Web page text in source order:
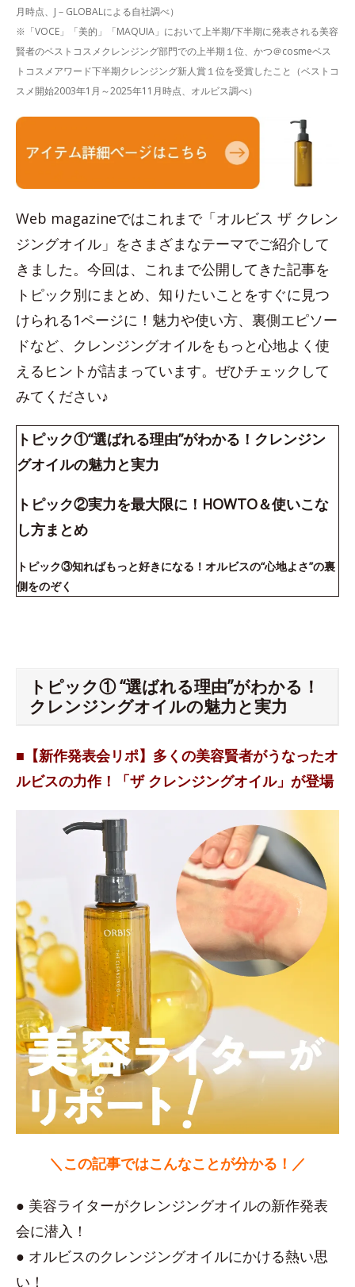
月時点、J－GLOBALによる自社調べ）
※「VOCE」「美的」「MAQUIA」において上半期/下半期に発表される美容
賢者のベストコスメクレンジング部門での上半期１位、かつ＠cosmeベス
トコスメアワード下半期クレンジング新人賞１位を受賞したこと（ベストコ
スメ開始2003年1月～2025年11月時点、オルビス調べ）
Web magazineではこれまで「オルビス ザ クレン
ジングオイル」をさまざまなテーマでご紹介して
きました。今回は、これまで公開してきた記事を
トピック別にまとめ、知りたいことをすぐに見つ
けられる1ページに！魅力や使い方、裏側エピソー
ドなど、クレンジングオイルをもっと心地よく使
えるヒントが詰まっています。ぜひチェックして
みてください♪
トピック①“選ばれる理由”がわかる！クレンジン
グオイルの魅力と実力
トピック②実力を最大限に！HOWTO＆使いこな
し方まとめ
トピック③知ればもっと好きになる！オルビスの“心地よさ”の裏
側をのぞく
トピック① “選ばれる理由”がわかる！
クレンジングオイルの魅力と実力
■【新作発表会リポ】多くの美容賢者がうなったオ
ルビスの力作！「ザ クレンジングオイル」が登場
＼この記事ではこんなことが分かる！／
● 美容ライターがクレンジングオイルの新作発表
会に潜入！
● オルビスのクレンジングオイルにかける熱い思
い！